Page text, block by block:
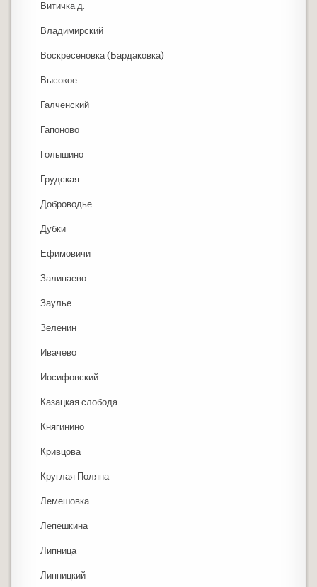
Витичка д.
Владимирский
Воскресеновка (Бардаковка)
Высокое
Галченский
Гапоново
Голышино
Грудская
Доброводье
Дубки
Ефимовичи
Залипаево
Заулье
Зеленин
Ивачево
Иосифовский
Казацкая слобода
Княгинино
Кривцова
Круглая Поляна
Лемешовка
Лепешкина
Липница
Липницкий